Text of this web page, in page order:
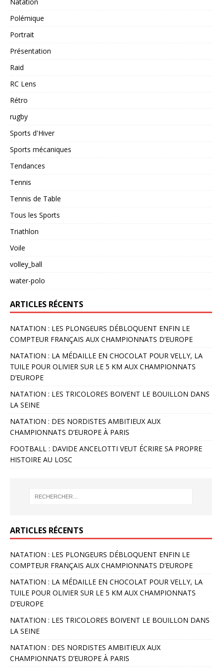
Polémique
Portrait
Présentation
Raid
RC Lens
Rétro
rugby
Sports d'Hiver
Sports mécaniques
Tendances
Tennis
Tennis de Table
Tous les Sports
Triathlon
Voile
volley_ball
water-polo
ARTICLES RÉCENTS
NATATION : LES PLONGEURS DÉBLOQUENT ENFIN LE
COMPTEUR FRANÇAIS AUX CHAMPIONNATS D’EUROPE
NATATION : LA MÉDAILLE EN CHOCOLAT POUR VELLY, LA
TUILE POUR OLIVIER SUR LE 5 KM AUX CHAMPIONNATS
D’EUROPE
NATATION : LES TRICOLORES BOIVENT LE BOUILLON DANS
LA SEINE
NATATION : DES NORDISTES AMBITIEUX AUX
CHAMPIONNATS D’EUROPE À PARIS
FOOTBALL : DAVIDE ANCELOTTI VEUT ÉCRIRE SA PROPRE
HISTOIRE AU LOSC
ARTICLES RÉCENTS
NATATION : LES PLONGEURS DÉBLOQUENT ENFIN LE
COMPTEUR FRANÇAIS AUX CHAMPIONNATS D’EUROPE
NATATION : LA MÉDAILLE EN CHOCOLAT POUR VELLY, LA
TUILE POUR OLIVIER SUR LE 5 KM AUX CHAMPIONNATS
D’EUROPE
NATATION : LES TRICOLORES BOIVENT LE BOUILLON DANS
LA SEINE
NATATION : DES NORDISTES AMBITIEUX AUX
CHAMPIONNATS D’EUROPE À PARIS